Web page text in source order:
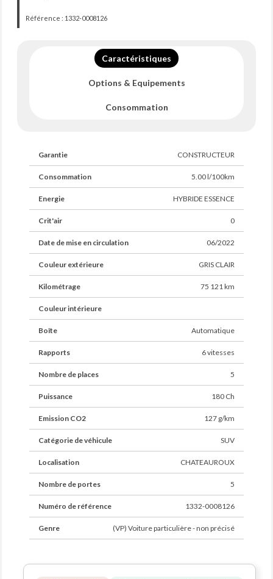
Référence : 1332-0008126
Caractéristiques
Options & Equipements
Consommation
Garantie CONSTRUCTEUR
Consommation 5.00 l/100km
Energie HYBRIDE ESSENCE
Crit'air 0
Date de mise en circulation 06/2022
Couleur extérieure GRIS CLAIR
Kilométrage 75 121 km
Couleur intérieure
Boîte Automatique
Rapports 6 vitesses
Nombre de places 5
Puissance 180 Ch
Emission CO2 127 g/km
Catégorie de véhicule SUV
Localisation CHATEAUROUX
Nombre de portes 5
Numéro de référence 1332-0008126
Genre (VP) Voiture particulière - non précisé